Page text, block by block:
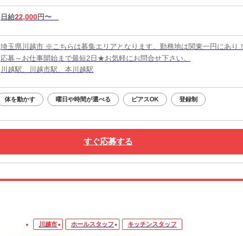
日給22,000円〜
埼玉県川越市 ※こちらは募集エリアとなります。勤務地は関東一円にあり！
応募～お仕事開始まで最短2日★お気軽にお問合せ下さい。
川越駅、川越市駅、本川越駅
体を動かす 曜日や時間が選べる ピアスOK 登録制
すぐ応募する
川越市 ホールスタッフ キッチンスタッフ